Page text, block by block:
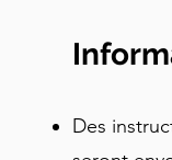
vous
Trogir.
Des